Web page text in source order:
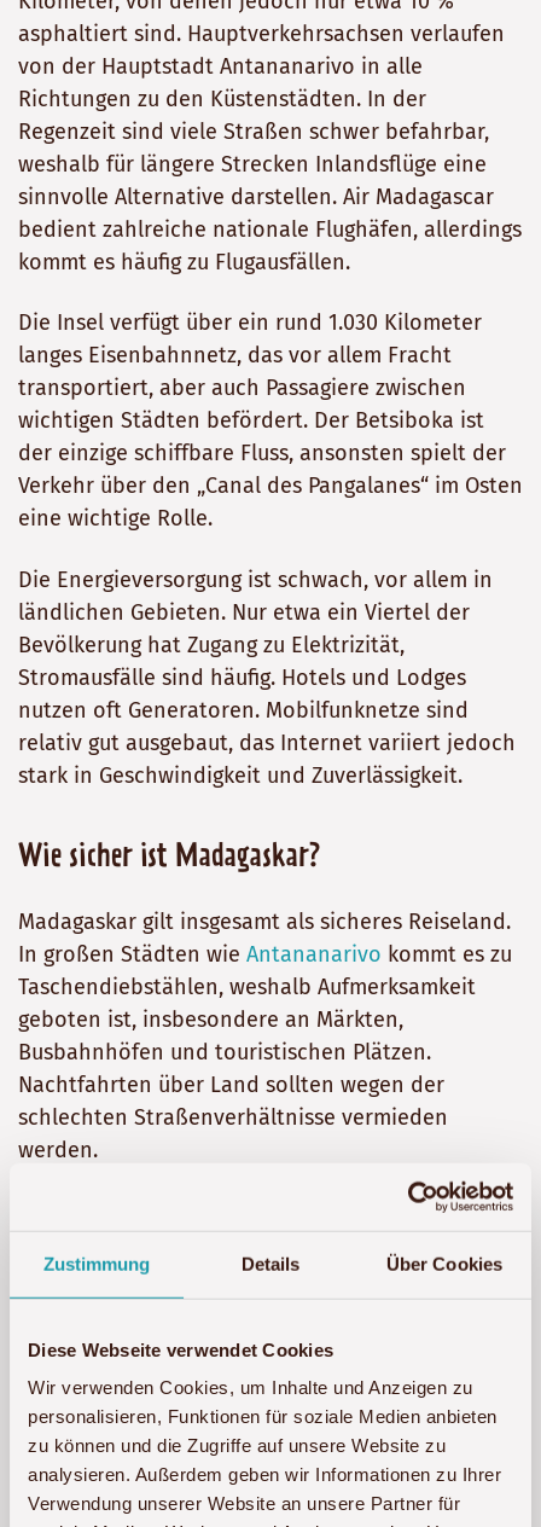
Zustimmung Details Über Cookies
Diese Webseite verwendet Cookies
Wir verwenden Cookies, um Inhalte und Anzeigen zu
personalisieren, Funktionen für soziale Medien anbieten
zu können und die Zugriffe auf unsere Website zu
analysieren. Außerdem geben wir Informationen zu Ihrer
Verwendung unserer Website an unsere Partner für
asphaltiert sind. Hauptverkehrsachsen verlaufen
von der Hauptstadt Antananarivo in alle
Richtungen zu den Küstenstädten. In der
Regenzeit sind viele Straßen schwer befahrbar,
weshalb für längere Strecken Inlandsflüge eine
sinnvolle Alternative darstellen. Air Madagascar
bedient zahlreiche nationale Flughäfen, allerdings
kommt es häufig zu Flugausfällen.
Die Insel verfügt über ein rund 1.030 Kilometer
langes Eisenbahnnetz, das vor allem Fracht
transportiert, aber auch Passagiere zwischen
wichtigen Städten befördert. Der Betsiboka ist
der einzige schiffbare Fluss, ansonsten spielt der
Verkehr über den „Canal des Pangalanes“ im Osten
eine wichtige Rolle.
Die Energieversorgung ist schwach, vor allem in
ländlichen Gebieten. Nur etwa ein Viertel der
Bevölkerung hat Zugang zu Elektrizität,
Stromausfälle sind häufig. Hotels und Lodges
nutzen oft Generatoren. Mobilfunknetze sind
relativ gut ausgebaut, das Internet variiert jedoch
stark in Geschwindigkeit und Zuverlässigkeit.
Wie sicher ist Madagaskar?
Madagaskar gilt insgesamt als sicheres Reiseland.
In großen Städten wie Antananarivo kommt es zu
Taschendiebstählen, weshalb Aufmerksamkeit
geboten ist, insbesondere an Märkten,
Busbahnhöfen und touristischen Plätzen.
Nachtfahrten über Land sollten wegen der
schlechten Straßenverhältnisse vermieden
werden.
Wertsachen sollten möglichst unauffällig
werden. In touristischen Zentren ist die
Reisepass stets bei sich tragen. Außerdem ist es
wichtig, beim Kauf von Souvenirs auf
Artenschutzbestimmungen zu achten: Viele Tier-
und Pflanzenarten sind streng geschützt, und
deren Ausfuhr ist illegal.